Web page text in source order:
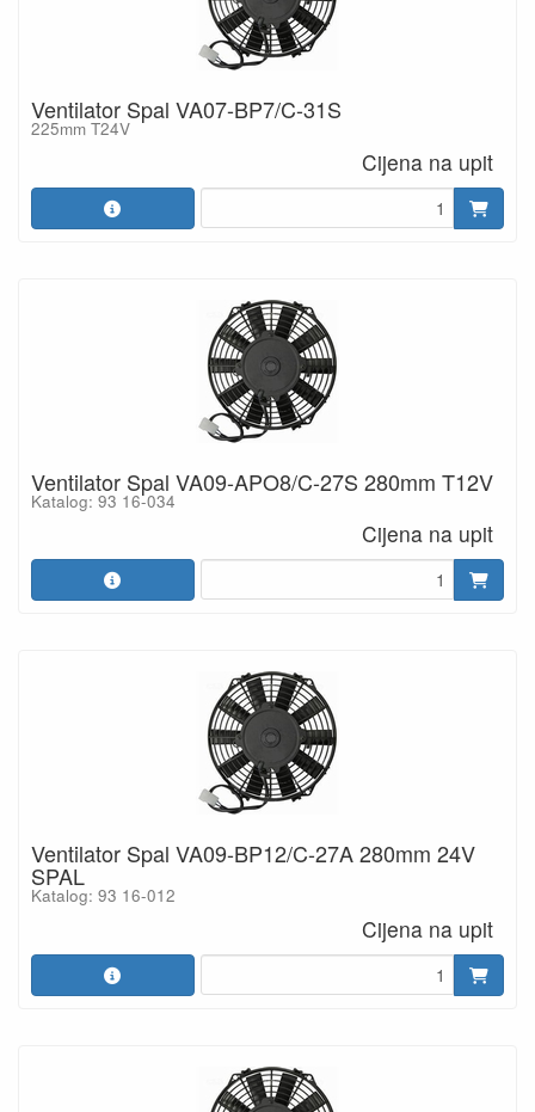
Ventilator Spal VA07-BP7/C-31S
225mm T24V
Cijena na upit
Ventilator Spal VA09-APO8/C-27S 280mm T12V
Katalog: 93 16-034
Cijena na upit
Ventilator Spal VA09-BP12/C-27A 280mm 24V
SPAL
Katalog: 93 16-012
Cijena na upit